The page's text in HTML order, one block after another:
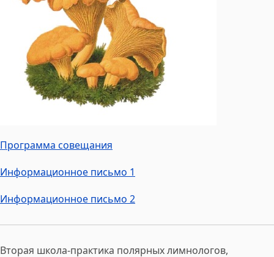
Программа совещания
Информационное письмо 1
Информационное письмо 2
Вторая школа-практика полярных лимнологов,